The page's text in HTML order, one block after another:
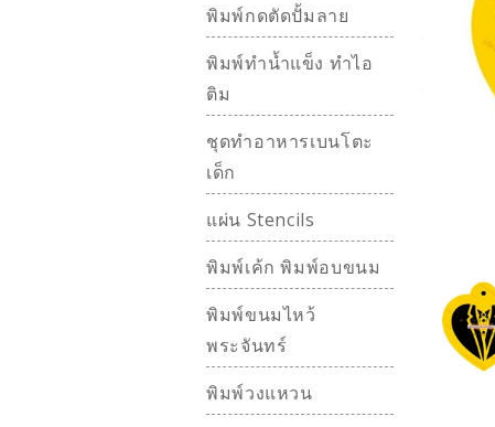
พิมพ์กดตัดปั้มลาย
พิมพ์ทำน้ำแข็ง ทำไอ
ติม
ชุดทำอาหารเบนโตะ
เด็ก
แผ่น Stencils
พิมพ์เค้ก พิมพ์อบขนม
พิมพ์ขนมไหว้
พระจันทร์
พิมพ์วงแหวน